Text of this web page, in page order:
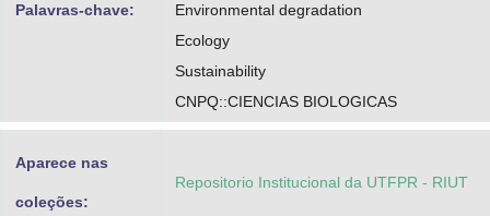
Palavras-chave:
Environmental degradation
Ecology
Sustainability
CNPQ::CIENCIAS BIOLOGICAS
Aparece nas
coleções:
Repositorio Institucional da UTFPR - RIUT